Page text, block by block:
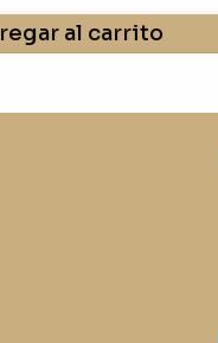
al carrito